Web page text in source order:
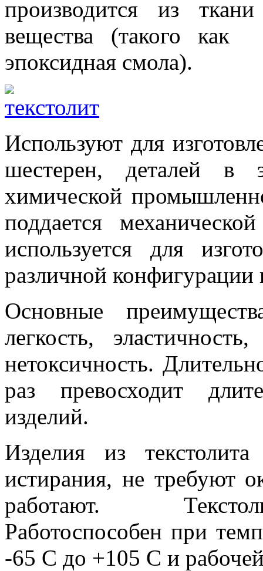
производится из
вещества (такого как
эпоксидная смола).
Используют для
шестерен, деталей в
химической
поддается
используется для
различной конфигурации
Основные
легкость,
нетоксичность.
раз превосходит
изделий.
Изделия из
истирания, не требуют
работают.
Работоспособен при
-65 С до +105 С и